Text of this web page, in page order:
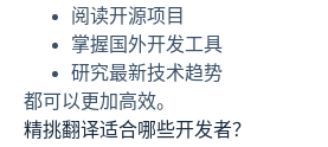
阅读开源项目
掌握国外开发工具
研究最新技术趋势
都可以更加高效。
精挑翻译适合哪些开发者？